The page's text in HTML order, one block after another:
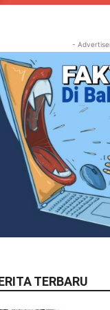
-
TERBARU